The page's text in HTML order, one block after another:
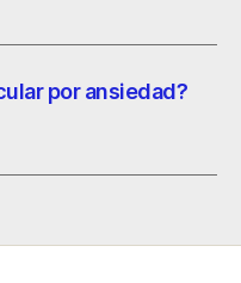
por ansiedad?